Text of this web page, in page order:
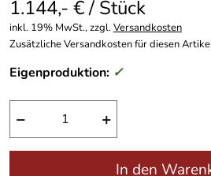
1.144,- € / Stück
inkl. 19% MwSt., zzgl.Versandkosten
Zusätzliche Versandkosten für diesen
Eigenproduktion: ✓
− +
In den